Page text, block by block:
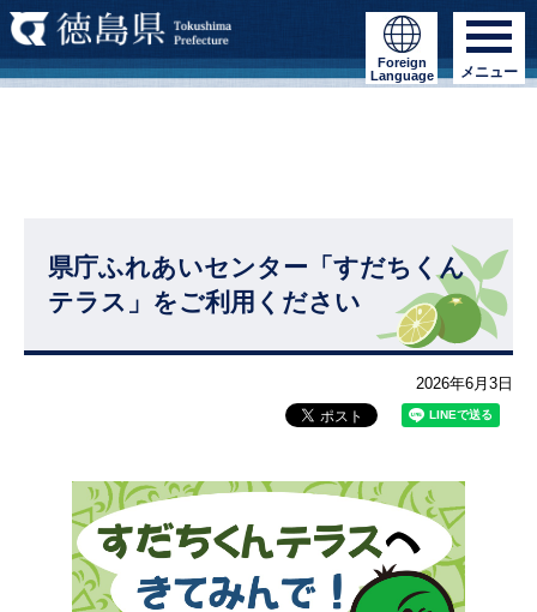
Foreign
Language
メニュー
県庁ふれあいセンター「すだちくん
テラス」をご利用ください
2026年6月3日